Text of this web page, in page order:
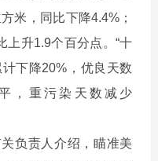
米，同比下降4.4%；
上升1.9个百分点。“十
下降20%，优良天数
，重污染天数减少
负责人介绍，瞄准美